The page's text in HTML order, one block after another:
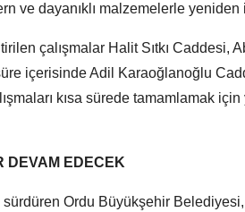
ve dayanıklı malzemelerle
çalışmalar Halit Sıtkı Caddesi,
içerisinde Adil Karaoğlanoğlu
kısa sürede tamamlamak
DEVAM EDECEK
sürdüren Ordu Büyükşehir